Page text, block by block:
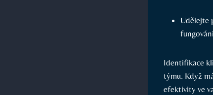
Udělejte⁢
Identifikace
týmu. ​Když
efektivity ve⁢